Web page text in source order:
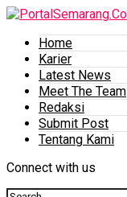
Home
Karier
Latest News
Meet The Team
Redaksi
Submit Post
Tentang Kami
Connect with us